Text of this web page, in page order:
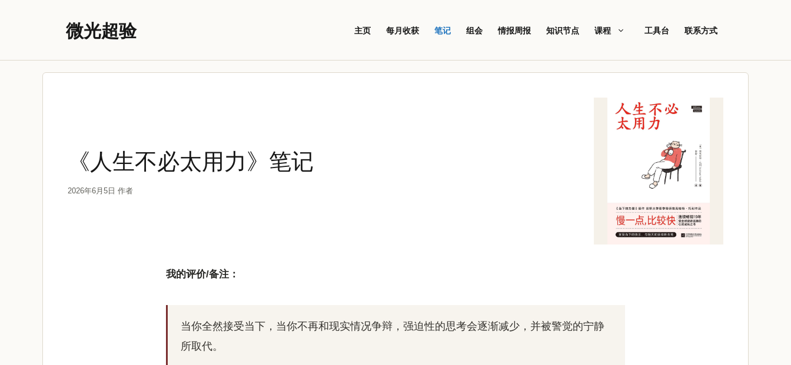
微光超验 主页 每月收获 笔记 组会 情报周报 知识节点 课程 工具台 联系方式
《人生不必太用力》笔记
2026年6月5日 作者
我的评价/备注：
当你全然接受当下，当你不再和现实情况争辩，强迫性的思考会逐渐减少，并被警觉的宁静
所取代。